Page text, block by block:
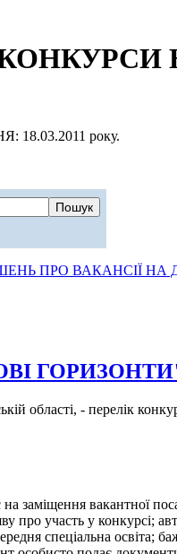
року.
ПРО ВАКАНСІЇ НА
області, - перелік
заміщення вакантної
про участь у конкурсі;
спеціальна освіта;